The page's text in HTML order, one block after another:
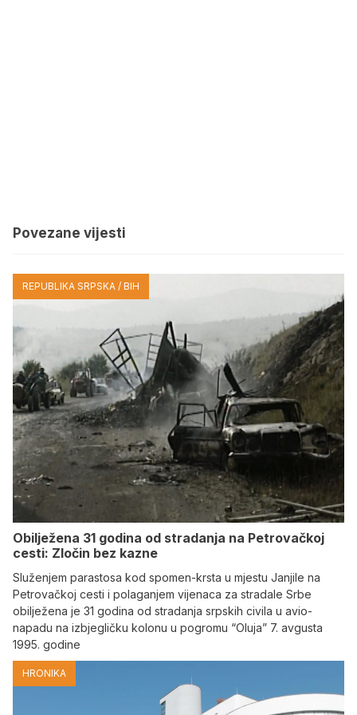
Povezane vijesti
REPUBLIKA SRPSKA / BIH
Obilježena 31 godina od stradanja na Petrovačkoj
cesti: Zločin bez kazne
Služenjem parastosa kod spomen-krsta u mjestu Janjile na
Petrovačkoj cesti i polaganjem vijenaca za stradale Srbe
obilježena je 31 godina od stradanja srpskih civila u avio-
napadu na izbjegličku kolonu u pogromu “Oluja” 7. avgusta
1995. godine
HRONIKA